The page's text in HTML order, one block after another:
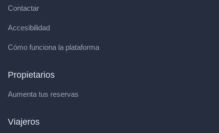
Contactar
Accesibilidad
Cómo funciona la plataforma
Propietarios
Aumenta tus reservas
Viajeros